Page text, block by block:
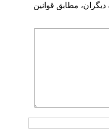
ديگران، مطابق قوانين